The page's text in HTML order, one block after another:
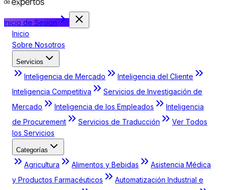
Inicio de Sesión
Inicio
Sobre Nosotros
Servicios
Inteligencia de Mercado
Inteligencia del Cliente
Inteligencia Competitiva
Servicios de Investigación de
Mercado
Inteligencia de los Empleados
Inteligencia
de Procurement
Servicios de Traducción
Ver Todos
los Servicios
Categorías
Agricultura Alimentos y Bebidas
Asistencia Médica
y Productos Farmacéuticos
Automatización Industrial e